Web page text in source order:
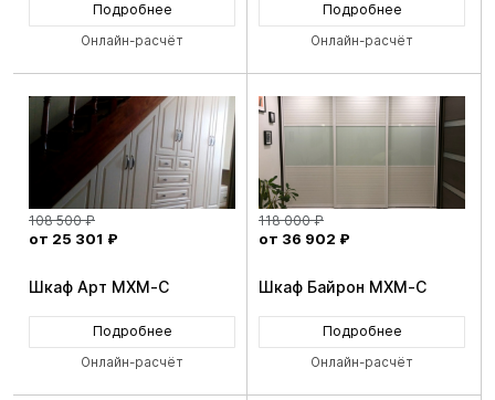
Подробнее
Онлайн-расчёт
Подробнее
Онлайн-расчёт
108 500 ₽
от 25 301 ₽
Шкаф Арт MXM-C
Подробнее
Онлайн-расчёт
118 000 ₽
от 36 902 ₽
Шкаф Байрон MXM-C
Подробнее
Онлайн-расчёт